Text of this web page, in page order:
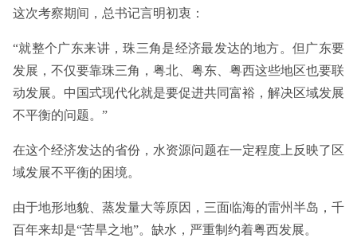
这次考察期间，总书记言明初衷：
“就整个广东来讲，珠三角是经济最发达的地方。但广东要
发展，不仅要靠珠三角，粤北、粤东、粤西这些地区也要联
动发展。中国式现代化就是要促进共同富裕，解决区域发展
不平衡的问题。”
在这个经济发达的省份，水资源问题在一定程度上反映了区
域发展不平衡的困境。
由于地形地貌、蒸发量大等原因，三面临海的雷州半岛，千
百年来却是“苦旱之地”。缺水，严重制约着粤西发展。